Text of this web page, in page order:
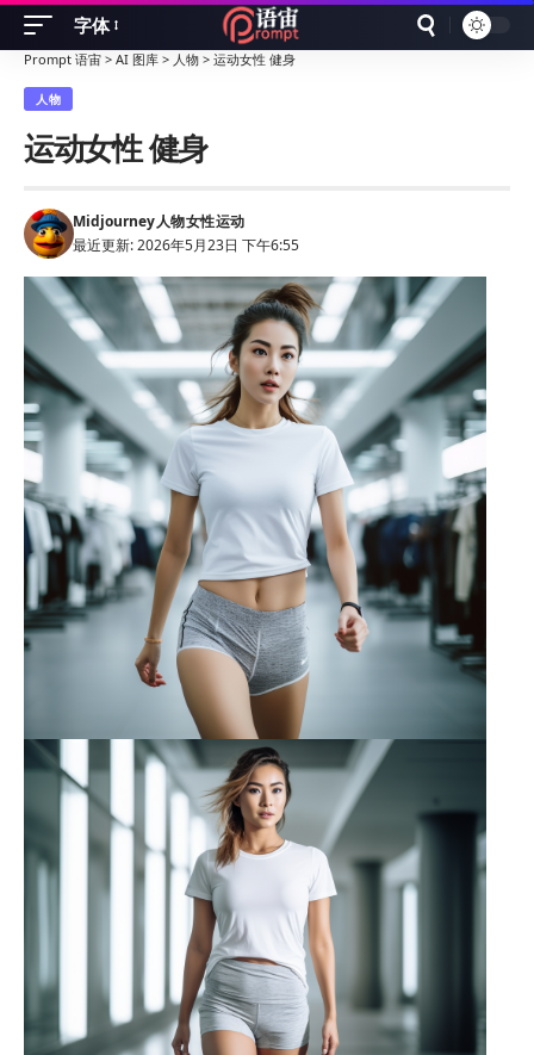
Font
Resizer
字体
Prompt 语宙 > AI 图库 > 人物 > 运动女性 健身
人物
运动女性 健身
最近更新: 2026年5月23日 下午6:55
Midjourney人物女性运动